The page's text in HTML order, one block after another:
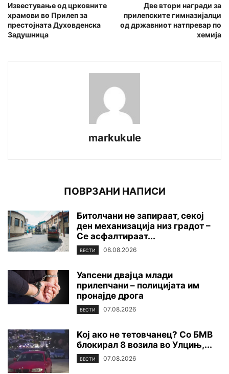
Известување од црковните
храмови во Прилеп за
престојната Духовденска
Задушница
Две втори награди за
прилепските гимназијалци
од државниот натпревар по
хемија
markukule
ПОВРЗАНИ НАПИСИ
Битолчани не запираат, секој
ден механизација низ градот –
Се асфалтираат...
ВЕСТИ 08.08.2026
Уапсени двајца млади
прилепчани – полицијата им
пронајде дpoга
ВЕСТИ 07.08.2026
Koj ако не тетовчанец? Со БМВ
блокирал 8 возила во Улцињ,...
ВЕСТИ 07.08.2026